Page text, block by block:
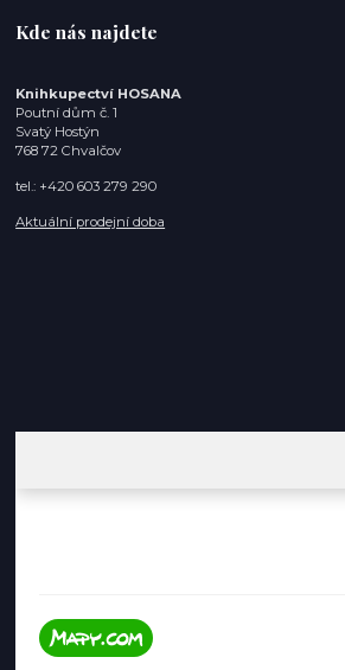
Kde nás najdete
Knihkupectví HOSANA
Poutní dům č. 1
Svatý Hostýn
768 72 Chvalčov
tel.: +420 603 279 290
Aktuální prodejní doba